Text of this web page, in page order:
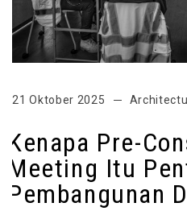
21 Oktober 2025
Kenapa Pre-
Meeting Itu
Pembangunan